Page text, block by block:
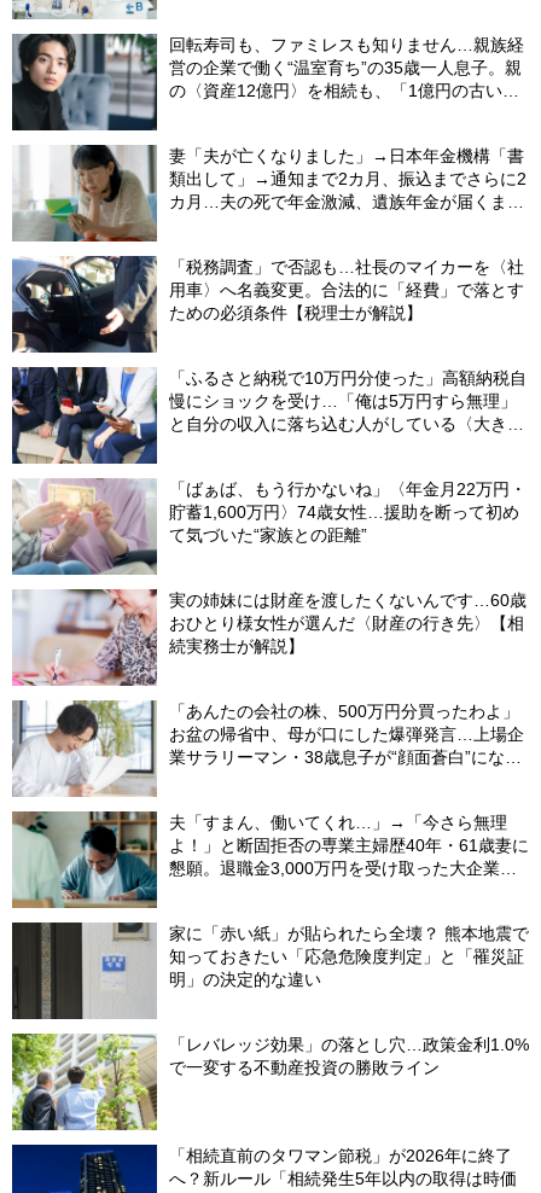
回転寿司も、ファミレスも知りません…親族経
営の企業で働く“温室育ち”の35歳一人息子。親
の〈資産12億円〉を相続も、「1億円の古いビ
妻「夫が亡くなりました」→日本年金機構「書
類出して」→通知まで2カ月、振込までさらに2
カ月…夫の死で年金激減、遺族年金が届くまで
「税務調査」で否認も…社長のマイカーを〈社
用車〉へ名義変更。合法的に「経費」で落とす
ための必須条件【税理士が解説】
「ふるさと納税で10万円分使った」高額納税自
慢にショックを受け…「俺は5万円すら無理」
と自分の収入に落ち込む人がしている〈大きな
「ばぁば、もう行かないね」〈年金月22万円・
貯蓄1,600万円〉74歳女性…援助を断って初め
て気づいた“家族との距離”
実の姉妹には財産を渡したくないんです…60歳
おひとり様女性が選んだ〈財産の行き先〉【相
続実務士が解説】
「あんたの会社の株、500万円分買ったわよ」
お盆の帰省中、母が口にした爆弾発言…上場企
業サラリーマン・38歳息子が“顔面蒼白”になっ
夫「すまん、働いてくれ…」→「今さら無理
よ！」と断固拒否の専業主婦歴40年・61歳妻に
懇願。退職金3,000万円を受け取った大企業元
家に「赤い紙」が貼られたら全壊？ 熊本地震で
知っておきたい「応急危険度判定」と「罹災証
明」の決定的な違い
「レバレッジ効果」の落とし穴…政策金利1.0%
で一変する不動産投資の勝敗ライン
「相続直前のタワマン節税」が2026年に終了
へ？新ルール「相続発生5年以内の取得は時価